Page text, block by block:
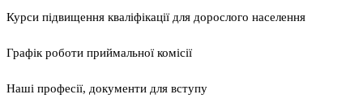
Курси підвищення кваліфікації для дорослого населення
Графік роботи приймальної комісії
Наші професії, документи для вступу